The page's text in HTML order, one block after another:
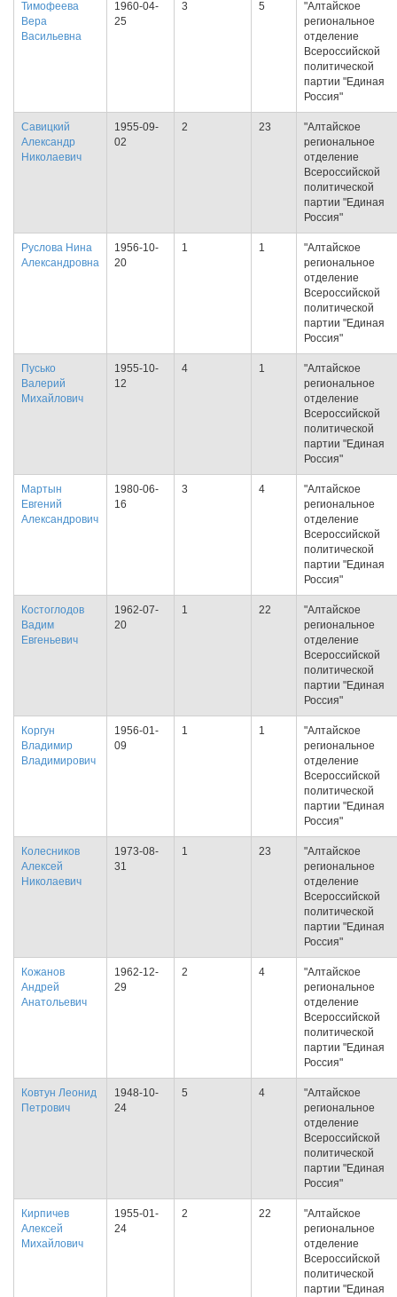
Тимофеева
Вера
Васильевна
1960-04-
25
3 5
"Алтайское
региональное
отделение
Всероссийской
политической
партии "Единая
Россия"
Савицкий
Александр
Николаевич
1955-09-
02
2 23
"Алтайское
региональное
отделение
Всероссийской
политической
партии "Единая
Россия"
Руслова Нина
Александровна
1956-10-
20
1 1
"Алтайское
региональное
отделение
Всероссийской
политической
партии "Единая
Россия"
Пусько
Валерий
Михайлович
1955-10-
12
4 1
"Алтайское
региональное
отделение
Всероссийской
политической
партии "Единая
Россия"
Мартын
Евгений
Александрович
1980-06-
16
3 4
"Алтайское
региональное
отделение
Всероссийской
политической
партии "Единая
Россия"
Костоглодов
Вадим
Евгеньевич
1962-07-
20
1 22
"Алтайское
региональное
отделение
Всероссийской
политической
партии "Единая
Россия"
Коргун
Владимир
Владимирович
1956-01-
09
1 1
"Алтайское
региональное
отделение
Всероссийской
политической
партии "Единая
Россия"
Колесников
Алексей
Николаевич
1973-08-
31
1 23
"Алтайское
региональное
отделение
Всероссийской
политической
партии "Единая
Россия"
Кожанов
Андрей
Анатольевич
1962-12-
29
2 4
"Алтайское
региональное
отделение
Всероссийской
политической
партии "Единая
Россия"
Ковтун Леонид
Петрович
1948-10-
24
5 4
"Алтайское
региональное
отделение
Всероссийской
политической
партии "Единая
Россия"
Кирпичев
Алексей
Михайлович
1955-01-
24
2 22
"Алтайское
региональное
отделение
Всероссийской
политической
партии "Единая